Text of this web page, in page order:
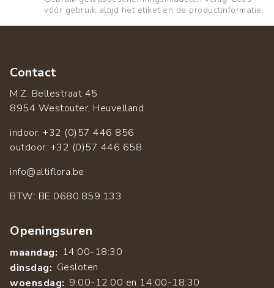
vóór gebruik altijd het etiket en de productinformatie.
Contact
M.Z. Bellestraat 45
8954 Westouter, Heuvelland
indoor: +32 (0)57 446 856
outdoor: +32 (0)57 446 658
info@altiflora.be
​BTW: BE 0680.859.133
Openingsuren
maandag: 14:00-18:30
dinsdag: Gesloten
woensdag: 9:00-12:00 en 14:00-18:30